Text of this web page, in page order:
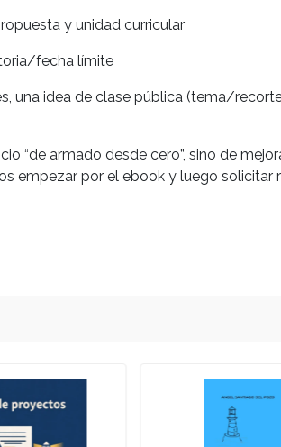
y unidad curricular
fecha límite
una idea de clase pública (tema/
“de armado desde cero”, sino de
empezar por el ebook y luego solicitar